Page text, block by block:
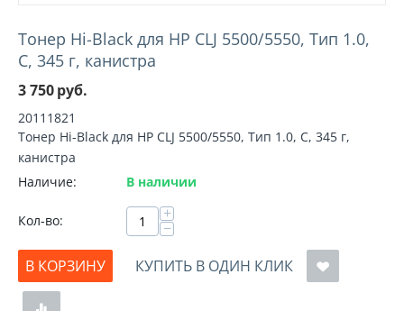
Тонер Hi-Black для HP CLJ 5500/5550, Тип 1.0,
C, 345 г, канистра
3 750руб.
20111821
Тонер Hi-Black для HP CLJ 5500/5550, Тип 1.0, C, 345 г,
канистра
Наличие:
В наличии
Кол-во: +
−
В КОРЗИНУ
КУПИТЬ В ОДИН КЛИК